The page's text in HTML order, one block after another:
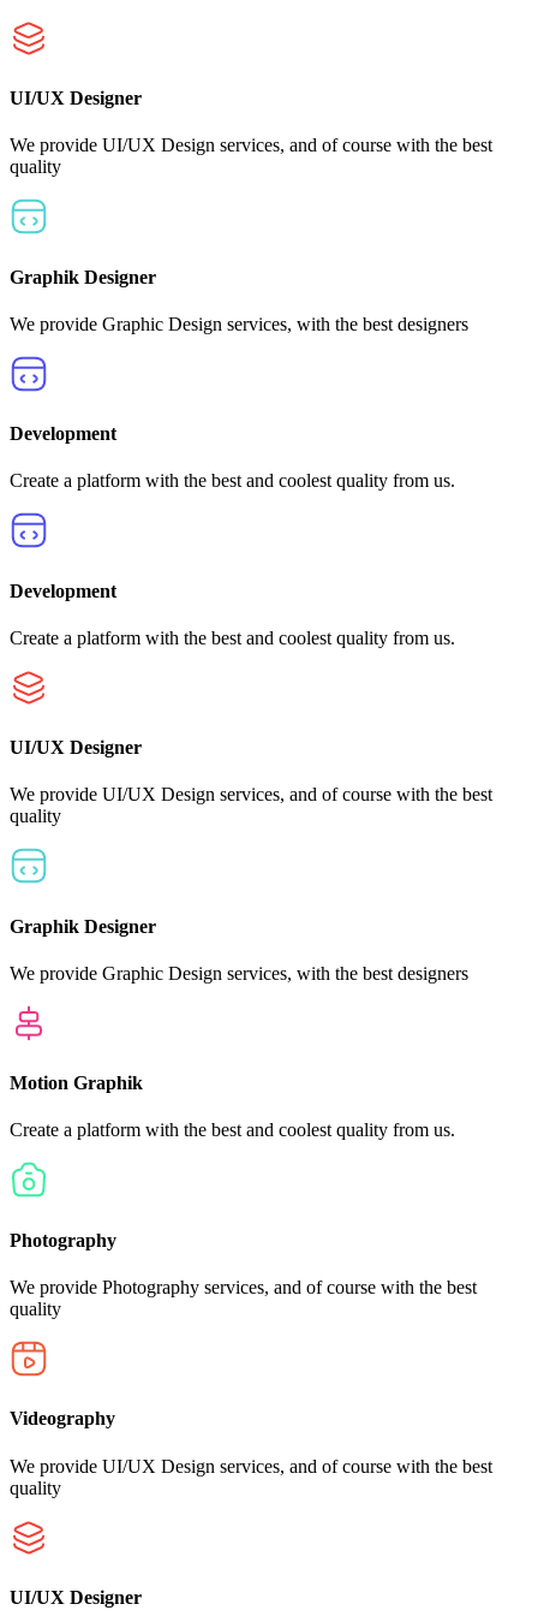
UI/UX Designer
We provide UI/UX Design services, and of course with the best
quality
Graphik Designer
We provide Graphic Design services, with the best designers
Development
Create a platform with the best and coolest quality from us.
Development
Create a platform with the best and coolest quality from us.
UI/UX Designer
We provide UI/UX Design services, and of course with the best
quality
Graphik Designer
We provide Graphic Design services, with the best designers
Motion Graphik
Create a platform with the best and coolest quality from us.
Photography
We provide Photography services, and of course with the best
quality
Videography
We provide UI/UX Design services, and of course with the best
quality
UI/UX Designer